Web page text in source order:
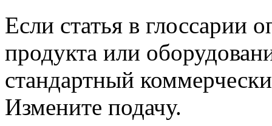
Если статья в глоссарии
продукта или
стандартный
Измените подачу.